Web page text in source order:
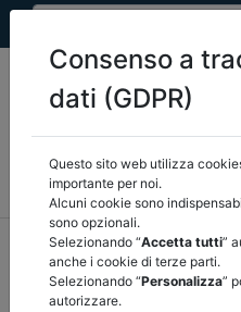
MEF FINANZA LOCALE/
CORTE DEI CONTI E
home documenti pubblici
Consenso a
dati (GDPR)
Questo sito web utilizza
importante per noi.
Alcuni cookie sono
sono opzionali.
Selezionando “Accetta tutti”
anche i cookie di terze parti.
Selezionando “Personalizza”
autorizzare.